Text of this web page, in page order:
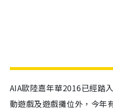
AIA歐陸嘉年華2016已經踏
動遊戲及遊戲攤位外，今年